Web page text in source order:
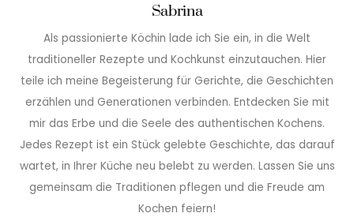
Sabrina
Als passionierte Köchin lade ich Sie ein, in die Welt
traditioneller Rezepte und Kochkunst einzutauchen. Hier
teile ich meine Begeisterung für Gerichte, die Geschichten
erzählen und Generationen verbinden. Entdecken Sie mit
mir das Erbe und die Seele des authentischen Kochens.
Jedes Rezept ist ein Stück gelebte Geschichte, das darauf
wartet, in Ihrer Küche neu belebt zu werden. Lassen Sie uns
gemeinsam die Traditionen pflegen und die Freude am
Kochen feiern!